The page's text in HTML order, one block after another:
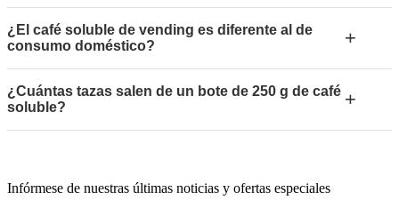
¿El café soluble de vending es diferente al de
consumo doméstico?
+
¿Cuántas tazas salen de un bote de 250 g de café
soluble?
+
Infórmese de nuestras últimas noticias y ofertas especiales